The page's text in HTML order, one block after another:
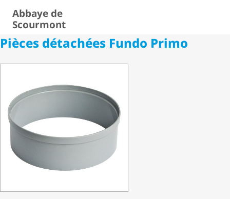
Abbaye de
Scourmont
Pièces détachées Fundo Primo